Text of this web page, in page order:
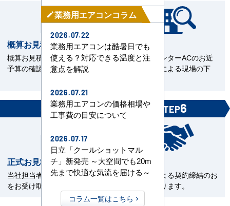
概算お見積書を確認
概算お見積をご覧いただきご
予算の確認。
現場下見
エアコンセンターACのお近
くの直工店による現場の下
STEP5
正式お見積書の確認
当社担当者から正式お見積書
をお受け取下さい。
STEP6
ご契約
電子契約による契約締結のお
手続きとなります。
mode_edit業務用エアコンコラム
2026.07.22
業務用エアコンは酷暑日でも
使える？対応できる温度と注
意点を解説
2026.07.21
業務用エアコンの価格相場や
工事費の目安について
2026.07.17
日立「クールショットマル
チ」新発売 ～大空間でも20m
先まで快適な気流を届ける～
コラム一覧はこちら